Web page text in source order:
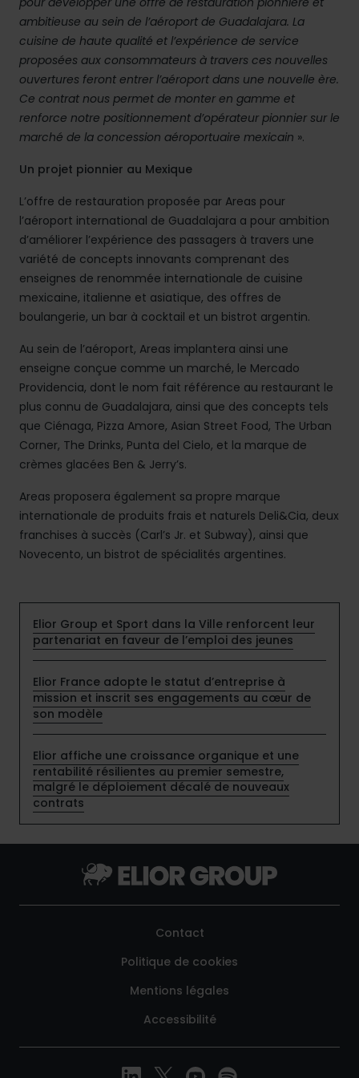
ambitieuse au sein de l’aéroport de Guadalajara. La
cuisine de haute qualité et l’expérience de service
proposées aux consommateurs à travers ces nouvelles
ouvertures feront entrer l’aéroport dans une nouvelle ère.
Ce contrat nous permet de monter en gamme et
renforce notre positionnement d’opérateur pionnier sur le
marché de la concession aéroportuaire mexicain ».
Un projet pionnier au Mexique
L’offre de restauration proposée par Areas pour
l’aéroport international de Guadalajara a pour ambition
d’améliorer l’expérience des passagers à travers une
variété de concepts innovants comprenant des
enseignes de renommée internationale de cuisine
mexicaine, italienne et asiatique, des offres de
boulangerie, un bar à cocktail et un bistrot argentin.
Au sein de l’aéroport, Areas implantera ainsi une
enseigne conçue comme un marché, le Mercado
Providencia, dont le nom fait référence au restaurant le
plus connu de Guadalajara, ainsi que des concepts tels
que Ciénaga, Pizza Amore, Asian Street Food, The Urban
Corner, The Drinks, Punta del Cielo, et la marque de
crèmes glacées Ben & Jerry’s.
Areas proposera également sa propre marque
internationale de produits frais et naturels Deli&Cia, deux
franchises à succès (Carl’s Jr. et Subway), ainsi que
Novecento, un bistrot de spécialités argentines.
Elior Group et Sport dans la Ville renforcent leur
partenariat en faveur de l’emploi des jeunes
Elior France adopte le statut d’entreprise à
mission et inscrit ses engagements au cœur de
son modèle
Elior affiche une croissance organique et une
rentabilité résilientes au premier semestre,
malgré le déploiement décalé de nouveaux
contrats
Contact
Politique de cookies
Mentions légales
Accessibilité